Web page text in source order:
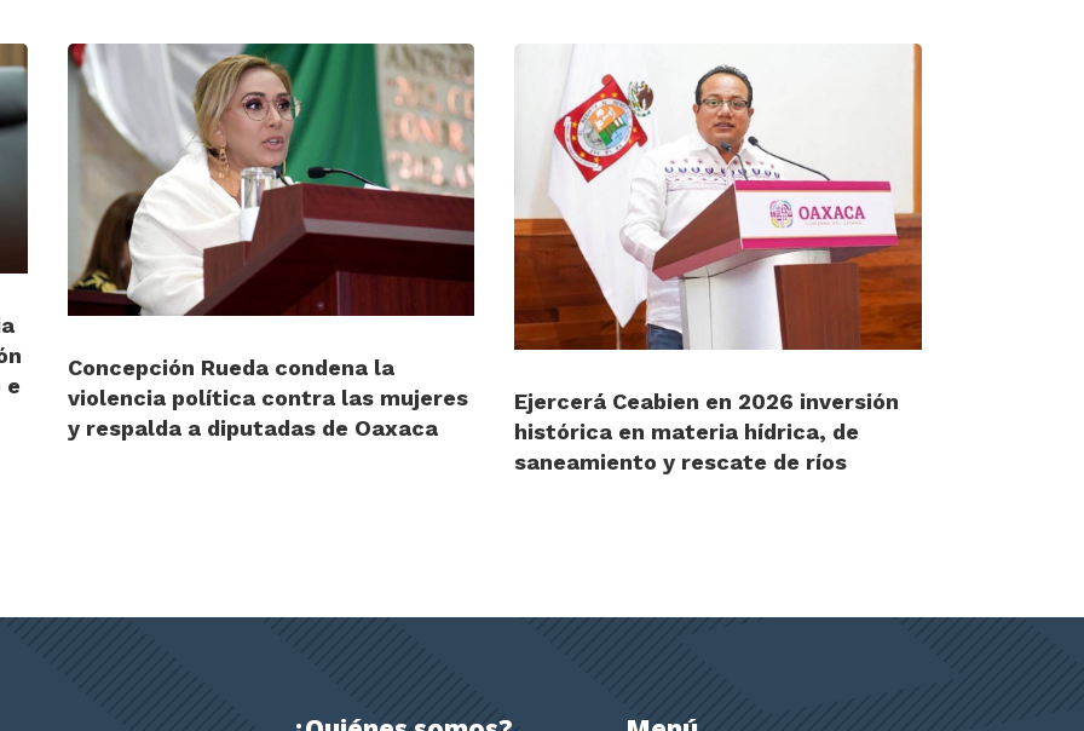
e
Concepción Rueda condena la
violencia política contra las mujeres
y respalda a diputadas de Oaxaca
Ejercerá Ceabien en 2026 inversión
histórica en materia hídrica, de
saneamiento y rescate de ríos